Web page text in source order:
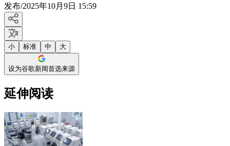
发布/2025年10月9日 15:59
小 标准 中 大
设为谷歌新闻首选来源
延伸阅读